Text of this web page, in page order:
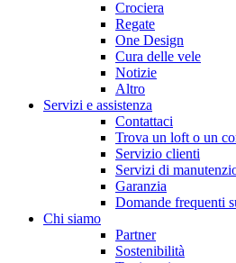
Crociera
Regate
One Design
Cura delle vele
Notizie
Altro
Servizi e assistenza
Contattaci
Trova un loft o un
Servizio clienti
Servizi di
Garanzia
Domande frequenti
Chi siamo
Partner
Sostenibilità